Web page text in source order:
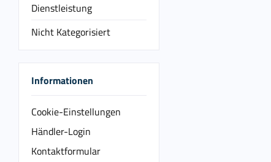
Dienstleistung
Nicht Kategorisiert
Informationen
Cookie-Einstellungen
Händler-Login
Kontaktformular